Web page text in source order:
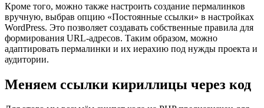
Кроме того, можно также настроить создание пермалинков
вручную, выбрав опцию «Постоянные ссылки» в настройках
WordPress. Это позволяет создавать собственные правила для
формирования URL-адресов. Таким образом, можно
адаптировать пермалинки и их иерахию под нужды проекта и
аудитории.
Меняем ссылки кириллицы через код